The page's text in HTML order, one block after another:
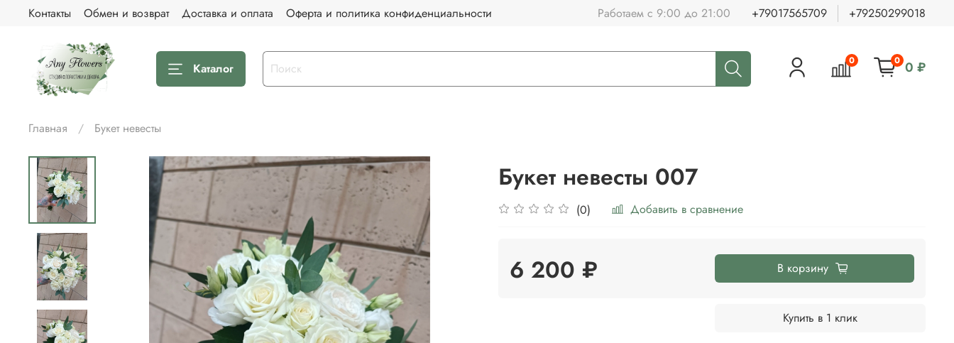
Контакты Обмен и возврат Доставка и оплата Оферта и политика конфиденциальности Работаем с 9:00 до 21:00 +79017565709 +79250299018
Каталог 0 0 0 ₽
Главная Букет невесты
Букет невесты 007
(0) Добавить в сравнение
6 200 ₽ В корзину
Купить в 1 клик